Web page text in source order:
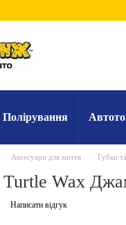
Полірування
Аксесуари для миття Губки
Wax
Написати відгук